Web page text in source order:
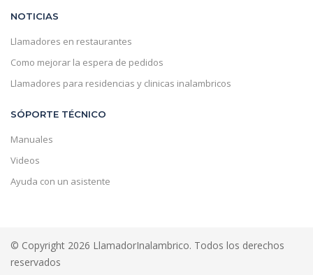
NOTICIAS
Llamadores en restaurantes
Como mejorar la espera de pedidos
Llamadores para residencias y clinicas inalambricos
SÓPORTE TÉCNICO
Manuales
Videos
Ayuda con un asistente
© Copyright 2026 LlamadorInalambrico. Todos los derechos
reservados